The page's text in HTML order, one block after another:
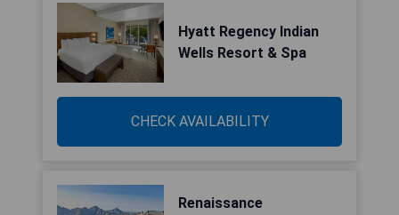
Hyatt Regency Indian
Wells Resort & Spa
CHECK AVAILABILITY
Renaissance